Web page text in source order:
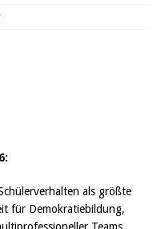
als größte
für Demokratiebildung,
Teams.